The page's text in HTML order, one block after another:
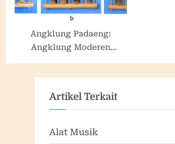
o
:
Angklung Padaeng:
Angklung Moderen
Artikel Terkait
Alat Musik